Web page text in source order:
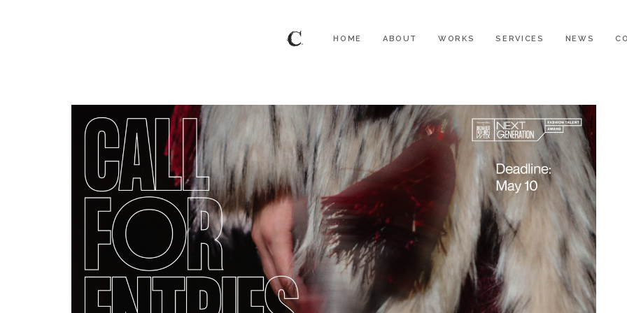
HOME ABOUT WORKS SERVICES NEWS